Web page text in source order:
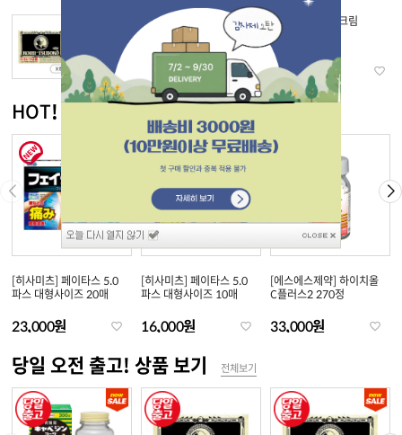
[로이히츠보코] 동전파스
43,000원
36,000원
[DHC] 약용 립크림
11,200원
HOT! 신상품 보기
[히사미츠] 페이타스 5.0
파스 대형사이즈 20매
23,000원
[히사미츠] 페이타스 5.0
파스 대형사이즈 10매
16,000원
[에스에스제약] 하이치올
C플러스2 270정
33,000원
당일 오전 출고! 상품 보기 전체보기